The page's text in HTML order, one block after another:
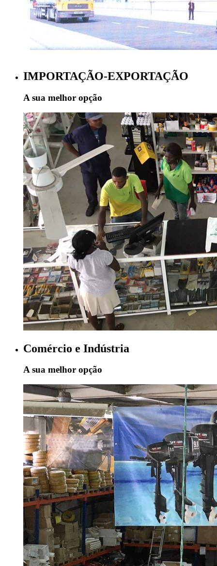
IMPORTAÇÃO-EXPORTAÇÃO
A sua melhor opção
Comércio e Indústria
A sua melhor opção